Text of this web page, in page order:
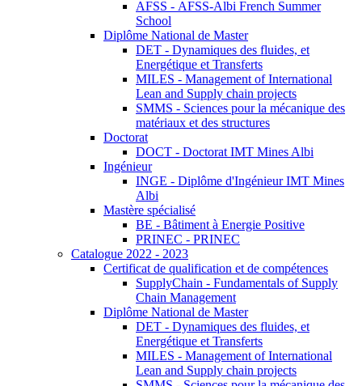
AFSS - AFSS-Albi French Summer
School
Diplôme National de Master
DET - Dynamiques des fluides, et
Energétique et Transferts
MILES - Management of International
Lean and Supply chain projects
SMMS - Sciences pour la mécanique des
matériaux et des structures
Doctorat
DOCT - Doctorat IMT Mines Albi
Ingénieur
INGE - Diplôme d'Ingénieur IMT Mines
Albi
Mastère spécialisé
BE - Bâtiment à Energie Positive
PRINEC - PRINEC
Catalogue 2022 - 2023
Certificat de qualification et de compétences
SupplyChain - Fundamentals of Supply
Chain Management
Diplôme National de Master
DET - Dynamiques des fluides, et
Energétique et Transferts
MILES - Management of International
Lean and Supply chain projects